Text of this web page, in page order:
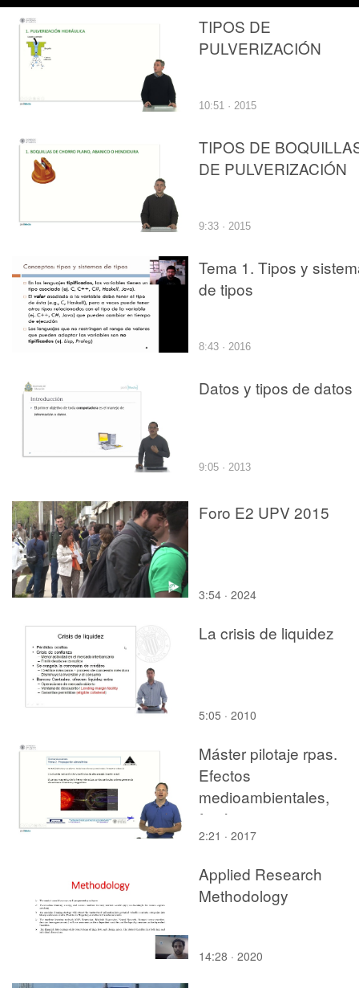
TIPOS DE
PULVERIZACIÓN
10:51 · 2015
TIPOS DE
DE PULVERIZACIÓN
9:33 · 2015
Tema 1. Tipos y
de tipos
8:43 · 2016
Datos y tipos de datos
9:05 · 2013
Foro E2 UPV 2015
3:54 · 2024
La crisis de liquidez
5:05 · 2010
Máster pilotaje rpas.
Efectos
medioambientales,
fenómenos
electromagnéticos
2:21 · 2017
Applied Research
Methodology
14:28 · 2020